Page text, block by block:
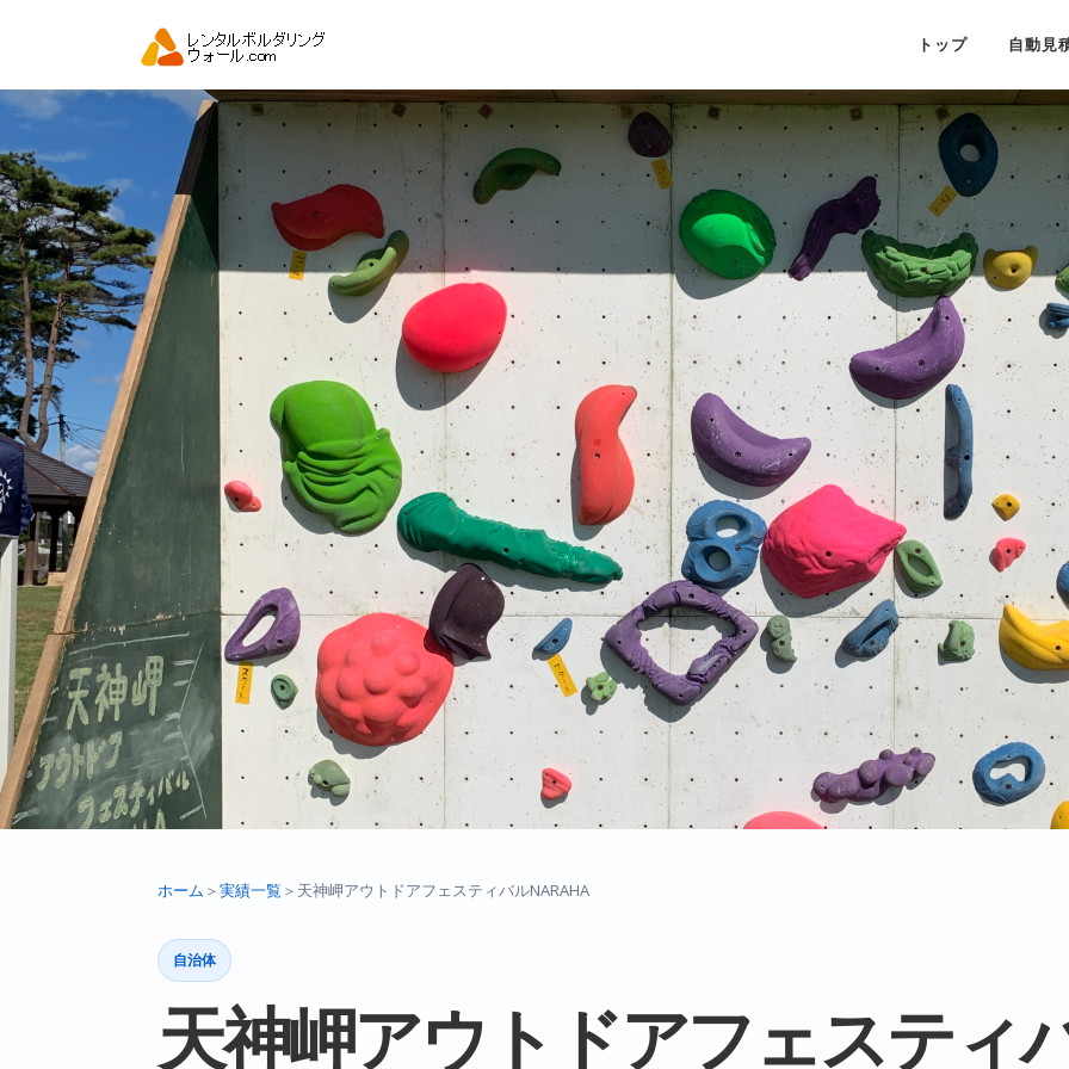
ン
へ
ス
キ
ッ
プ
トップ 自動見
ホーム ＞実績一覧 ＞ 天神岬アウトドアフェスティバルNARAHA
自治体
天神岬アウトドアフェスティ